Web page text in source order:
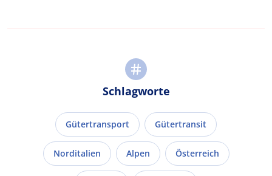
Schlagworte
Gütertransport Gütertransit
Norditalien Alpen Österreich